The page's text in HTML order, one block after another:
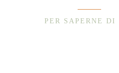
PER SAPERNE DI